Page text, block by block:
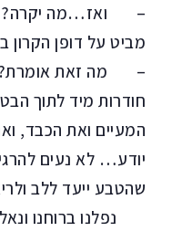
– ואז…מה יקרה?
מביט על דופן הקרון
– מה זאת אומרת?
חודרות מיד לתוך
המעיים ואת הכבד,
יודע… לא נעים
שהטבע ייעד ללב
נפלנו ברוחנו